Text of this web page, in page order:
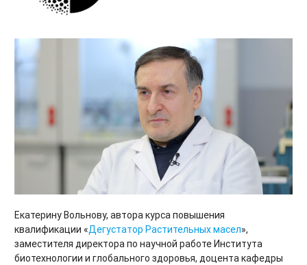
Екатерину Вольнову, автора курса повышения
квалификации «Дегустатор Растительных масел»,
заместителя директора по научной работе Института
биотехнологии и глобального здоровья, доцента кафедры